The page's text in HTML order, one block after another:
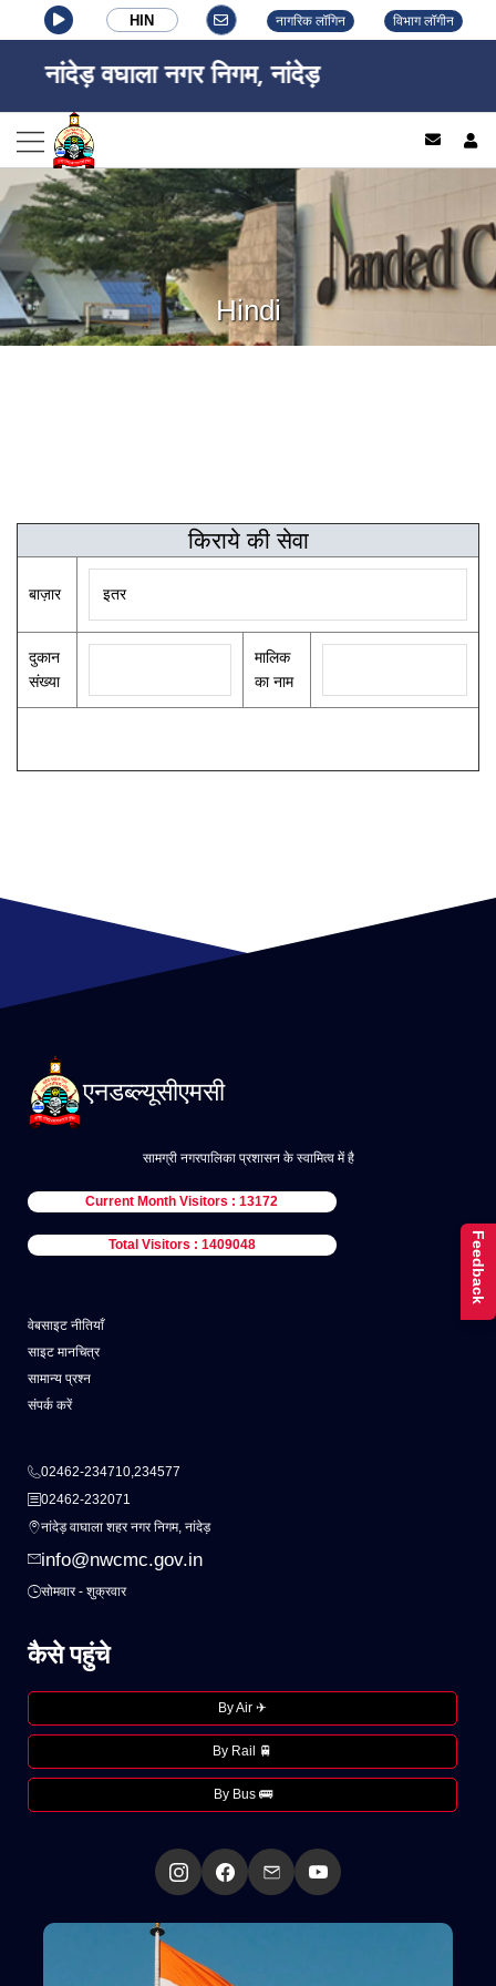
HIN नागरिक लॉगिन विभाग लॉगीन
नांदेड़ वघाला नगर निगम, नांदेड़
Hindi
किराये की सेवा
बाज़ार
दुकान
संख्या
मालिक
का नाम
एनडब्ल्यूसीएमसी
सामग्री नगरपालिका प्रशासन के स्वामित्व में है
Current Month Visitors : 13172
Total Visitors : 1409048
वेबसाइट नीतियाँ
साइट मानचित्र
सामान्य प्रश्न
संपर्क करें
02462-234710,234577
02462-232071
नांदेड़ वाघाला शहर नगर निगम, नांदेड़
info@nwcmc.gov.in
सोमवार - शुक्रवार
कैसे पहुंचे
By Air ✈
By Rail 🚆
By Bus 🚌
Feedback